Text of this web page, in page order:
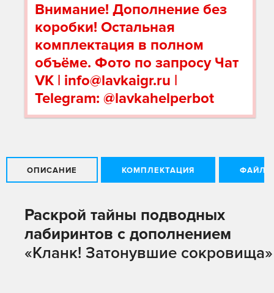
Внимание! Дополнение без
коробки! Остальная
комплектация в полном
объёме. Фото по запросу Чат
VK | info@lavkaigr.ru |
Telegram: @lavkahelperbot
ОПИСАНИЕ КОМПЛЕКТАЦИЯ ФАЙЛЫ
Раскрой тайны подводных
лабиринтов с дополнением
«Кланк! Затонувшие сокровища»